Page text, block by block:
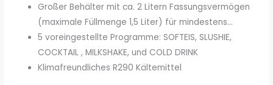
Großer Behälter mit ca. 2 Litern Fassungsvermögen
(maximale Füllmenge 1,5 Liter) für mindestens...
5 voreingestellte Programme: SOFTEIS, SLUSHIE,
COCKTAIL , MILKSHAKE, und COLD DRINK
Klimafreundliches R290 Kältemittel